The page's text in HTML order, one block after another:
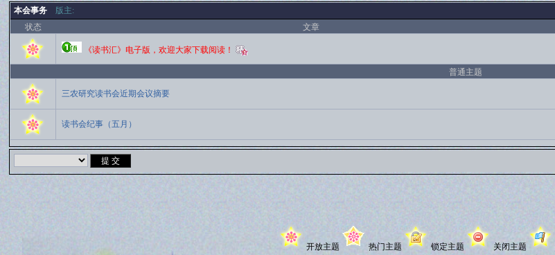
本会事务 版主:
状态
文章
《读书汇》电子版，欢迎大家下载阅读！
普通主题
三农研究读书会近期会议摘要
读书会纪事（五月）
开放主题 热门主题 锁定主题 关闭主题